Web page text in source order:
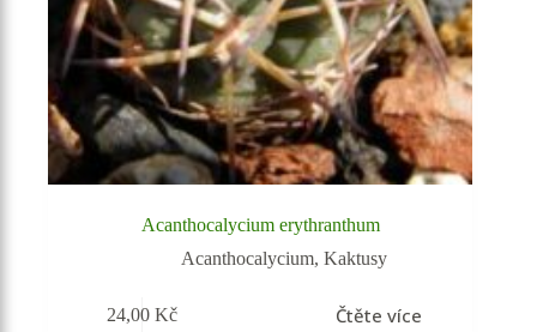
Acanthocalycium erythranthum
Acanthocalycium,Kaktusy
24,00Kč Čtěte více